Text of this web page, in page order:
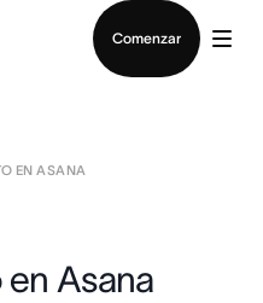
Comenzar
EN ASANA
Asana